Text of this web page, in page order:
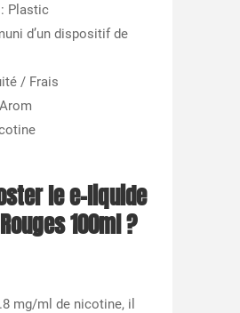
Plastic
d’un dispositif de
/ Frais
le e-liquide
100ml ?
mg/ml de nicotine, il